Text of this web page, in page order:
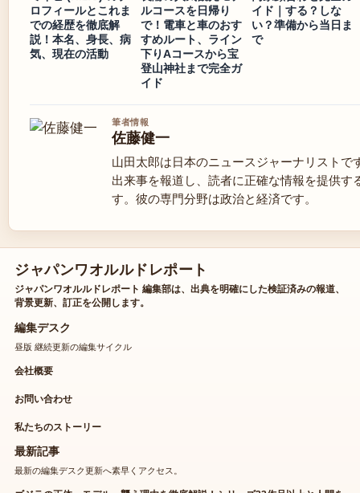
ロフィールとこれま
での経歴を徹底解
説！本名、身長、病
気、現在の活動
ルコースを日帰り
で！電車と車のおす
すめルート、ライン
下りAコースから宝
登山神社まで完全ガ
イド
イド｜する？しな
い？準備から当日ま
で
筆者情報
佐藤健一
山田太郎は日本のニュースジャーナリストで
出来事を報道し、読者に正確な情報を提供す
す。彼の専門分野は政治と経済です。
ジャパンワオルルドレポート
ジャパンワオルルドレポート 編集部は、出典を明確にした検証済みの報道、
背景更新、訂正を公開します。
編集デスク
昼版 継続更新の編集サイクル
会社概要
お問い合わせ
私たちのストーリー
最新記事
最新の編集デスク更新へ素早くアクセス。